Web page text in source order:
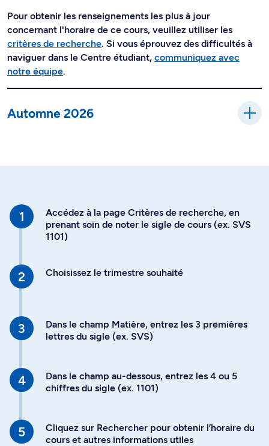
Pour obtenir les renseignements les plus à jour
concernant l'horaire de ce cours, veuillez utiliser les
critères de recherche. Si vous éprouvez des difficultés à
naviguer dans le Centre étudiant, communiquez avec
notre équipe.
Automne 2026
Accédez à la page Critères de recherche, en
prenant soin de noter le sigle de cours (ex. SVS
1101)
Choisissez le trimestre souhaité
Dans le champ Matière, entrez les 3 premières
lettres du sigle (ex. SVS)
Dans le champ au-dessous, entrez les 4 ou 5
chiffres du sigle (ex. 1101)
Cliquez sur Rechercher pour obtenir l’horaire du
cours et autres informations utiles